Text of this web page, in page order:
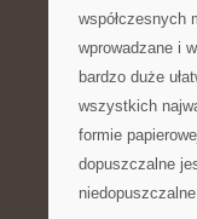
współczesnych
wprowadzane i
bardzo duże
wszystkich
formie
dopuszczalne